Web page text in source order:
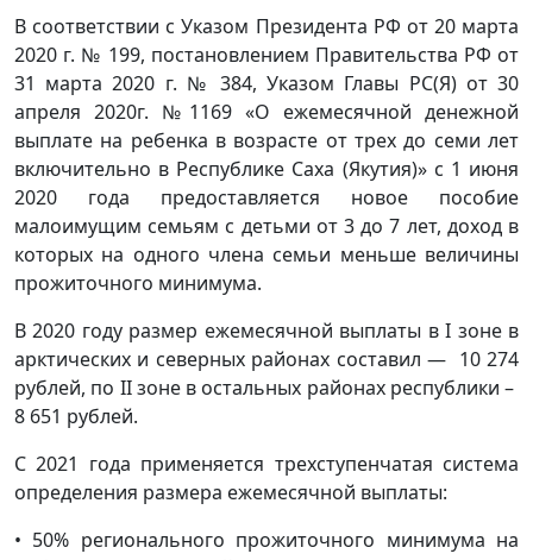
В соответствии с Указом Президента РФ от 20 марта
2020 г. № 199, постановлением Правительства РФ от
31 марта 2020 г. № 384, Указом Главы РС(Я) от 30
апреля 2020г. №1169 «О ежемесячной денежной
выплате на ребенка в возрасте от трех до семи лет
включительно в Республике Саха (Якутия)» с 1 июня
2020 года предоставляется новое пособие
малоимущим семьям с детьми от 3 до 7 лет, доход в
которых на одного члена семьи меньше величины
прожиточного минимума.
В 2020 году размер ежемесячной выплаты в I зоне в
арктических и северных районах составил — 10 274
рублей, по II зоне в остальных районах республики –
8 651 рублей.
С 2021 года применяется трехступенчатая система
определения размера ежемесячной выплаты:
• 50% регионального прожиточного минимума на